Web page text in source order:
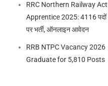
RRC Northern Railway Act
Apprentice 2025: 4116 पदों
पर भर्ती, ऑनलाइन आवेदन
RRB NTPC Vacancy 2026
Graduate for 5,810 Posts